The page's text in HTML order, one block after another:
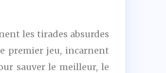
les tirades absurdes
premier jeu, incarnent
sauver le meilleur, le